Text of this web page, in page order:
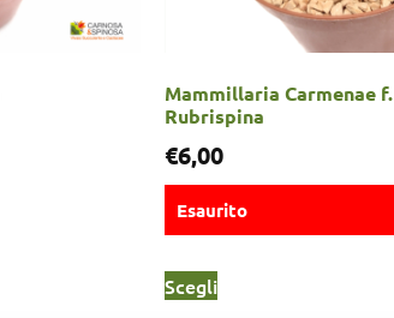
Mammillaria Carmenae f.
Rubrispina
€6,00
Esaurito
Scegli